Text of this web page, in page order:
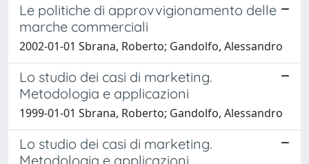
Le politiche di approvvigionamento delle
marche commerciali
2002-01-01 Sbrana, Roberto; Gandolfo, Alessandro
Lo studio dei casi di marketing.
Metodologia e applicazioni
1999-01-01 Sbrana, Roberto; Gandolfo, Alessandro
Lo studio dei casi di marketing.
Metodologia e applicazioni